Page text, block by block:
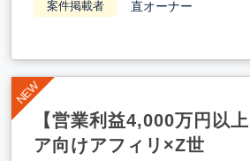
案件掲載者 直オーナー
【営業利益4,000万円以
ア向けアフィリ×Z世